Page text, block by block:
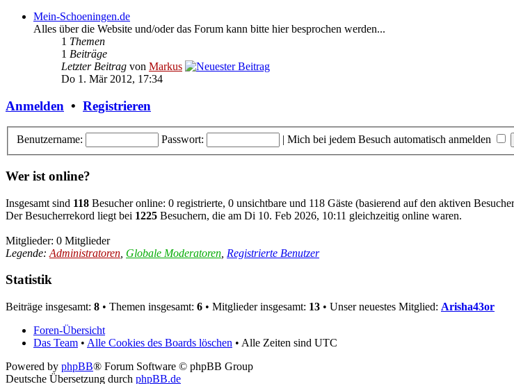
Mein-Schoeningen.de
Alles über die Website und/oder das Forum kann bitte hier besprochen werden...
1 Themen
1 Beiträge
Letzter Beitrag von Markus
Do 1. Mär 2012, 17:34
Anmelden • Registrieren
Benutzername: Passwort: | Mich bei jedem Besuch automatisch anmelden
Wer ist online?
Insgesamt sind 118 Besucher online: 0 registrierte, 0 unsichtbare und 118 Gäste (basierend auf den aktiven
Der Besucherrekord liegt bei 1225 Besuchern, die am Di 10. Feb 2026, 10:11 gleichzeitig online waren.
Mitglieder: 0 Mitglieder
Legende: Administratoren Globale Moderatoren Registrierte Benutzer
Statistik
Beiträge insgesamt: 8 • Themen insgesamt: 6 • Mitglieder insgesamt: 13 • Unser neuestes Mitglied: Arisha43or
Foren-Übersicht
Das Team • Alle Cookies des Boards löschen • Alle Zeiten sind UTC
Powered by phpBB® Forum Software © phpBB Group
Deutsche Übersetzung durch phpBB.de